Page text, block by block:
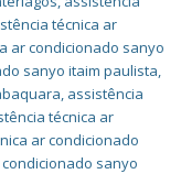
técnica ar
ar condicionado sanyo
sanyo itaim paulista,
, assistência
técnica ar
ar condicionado
sanyo